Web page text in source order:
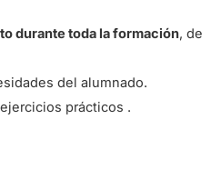
durante toda la formación, de
del alumnado.
prácticos .